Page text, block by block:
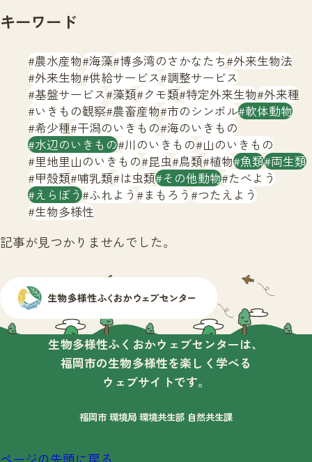
文字サイズ 小 中 大
生物多様性ふくおかウェブセンターとは
サイトマップ
キーワード
農水産物 海藻 博多湾のさかなたち 外来生物法
外来生物 供給サービス 調整サービス
基盤サービス 藻類 クモ類 特定外来生物 外来種
いきもの観察 農畜産物 市のシンボル 軟体動物
希少種 干潟のいきもの 海のいきもの
水辺のいきもの 川のいきもの 山のいきもの
里地里山のいきもの 昆虫 鳥類 植物 魚類 両生類
甲殻類 哺乳類 は虫類 その他動物 たべよう
えらぼう ふれよう まもろう つたえよう
生物多様性
記事が見つかりませんでした。
生物多様性ふくおかウェブセンターは、
福岡市の生物多様性を楽しく学べる
ウェブサイトです。
福岡市 環境局 環境共生部 自然共生課